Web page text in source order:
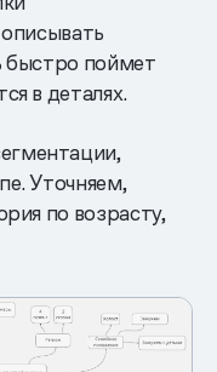
быстро поймет
в деталях.
Уточняем,
по возрасту,